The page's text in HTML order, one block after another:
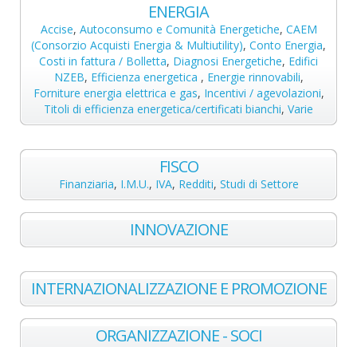
ENERGIA
Accise, Autoconsumo e Comunità Energetiche, CAEM
(Consorzio Acquisti Energia & Multiutility), Conto Energia,
Costi in fattura / Bolletta, Diagnosi Energetiche, Edifici
NZEB, Efficienza energetica , Energie rinnovabili,
Forniture energia elettrica e gas, Incentivi / agevolazioni,
Titoli di efficienza energetica/certificati bianchi, Varie
FISCO
Finanziaria, I.M.U., IVA, Redditi, Studi di Settore
INNOVAZIONE
INTERNAZIONALIZZAZIONE E PROMOZIONE
ORGANIZZAZIONE - SOCI